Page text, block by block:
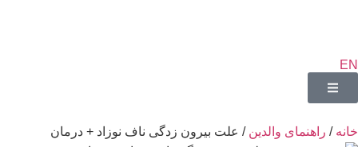
EN
خانه / راهنمای والدین / علت بیرون زدگی ناف نوزاد + درمان